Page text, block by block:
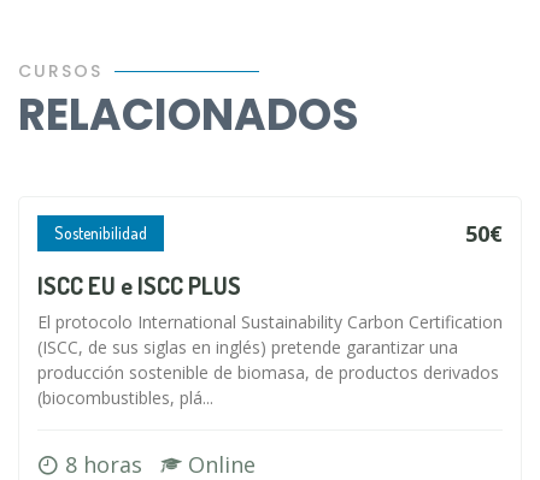
CURSOS
RELACIONADOS
Sostenibilidad 50€
ISCC EU e ISCC PLUS
El protocolo International Sustainability Carbon Certification
(ISCC, de sus siglas en inglés) pretende garantizar una
producción sostenible de biomasa, de productos derivados
(biocombustibles, plá...
8 horas Online